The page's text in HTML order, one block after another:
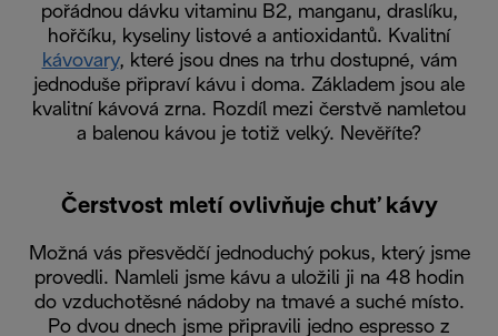
pořádnou dávku vitaminu B2, manganu, draslíku,
hořčíku, kyseliny listové a antioxidantů. Kvalitní
kávovary, které jsou dnes na trhu dostupné, vám
jednoduše připraví kávu i doma. Základem jsou ale
kvalitní kávová zrna. Rozdíl mezi čerstvě namletou
a balenou kávou je totiž velký. Nevěříte?
Čerstvost mletí ovlivňuje chuť kávy
Možná vás přesvědčí jednoduchý pokus, který jsme
provedli. Namleli jsme kávu a uložili ji na 48 hodin
do vzduchotěsné nádoby na tmavé a suché místo.
Po dvou dnech jsme připravili jedno espresso z